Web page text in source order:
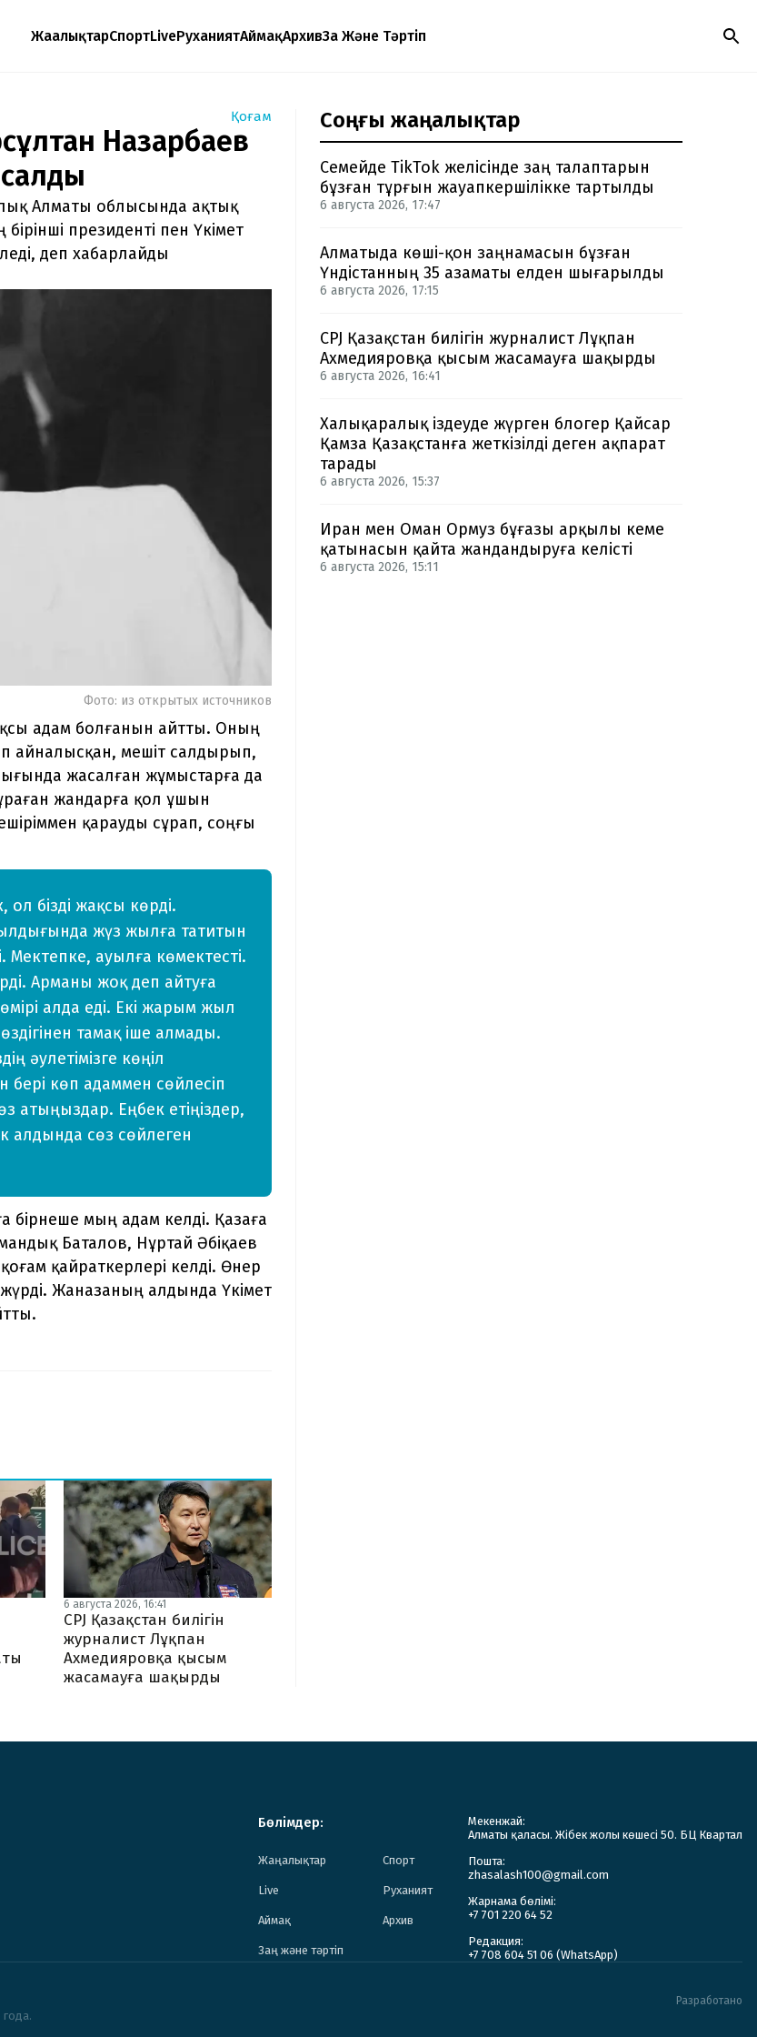
ЖаңалықтарСпортLiveРуханиятАймақАрхивЗаң Және Тәртіп
Қоғам
Назарбаев
салды
Алматы облысында ақтық
президенті пен Үкімет
деп хабарлайды
Фото: из открытых источников
адам болғанын айтты. Оның
айналысқан, мешіт салдырып,
жасалған жұмыстарға да
жандарға қол ұшын
қарауды сұрап, соңғы
бізді жақсы көрді.
жылдығында жүз жылға татитын
ауылға көмектесті.
Арманы жоқ деп айтуға
алда еді. Екі жарым жыл
тамақ іше алмады.
әулетімізге көңіл
көп адаммен сөйлесіп
Еңбек етіңіздер,
алдында сөз сөйлеген
бірнеше мың адам келді. Қазаға
Баталов, Нұртай Әбіқаев
қайраткерлері келді. Өнер
Жаназаның алдында Үкімет
6 августа 2026, 16:41
CPJ Қазақстан билігін
журналист Лұқпан
Ахмедияровқа қысым
жасамауға шақырды
Соңғы жаңалықтар
Семейде TikTok желісінде заң талаптарын
бұзған тұрғын жауапкершілікке тартылды
6 августа 2026, 17:47
Алматыда көші-қон заңнамасын бұзған
Үндістанның 35 азаматы елден шығарылды
6 августа 2026, 17:15
CPJ Қазақстан билігін журналист Лұқпан
Ахмедияровқа қысым жасамауға шақырды
6 августа 2026, 16:41
Халықаралық іздеуде жүрген блогер Қайсар
Қамза Қазақстанға жеткізілді деген ақпарат
тарады
6 августа 2026, 15:37
Иран мен Оман Ормуз бұғазы арқылы кеме
қатынасын қайта жандандыруға келісті
6 августа 2026, 15:11
Бөлімдер:
Жаңалықтар Спорт
Live Руханият
Аймақ Архив
Заң және тәртіп
Мекенжай:
Алматы қаласы. Жібек жолы көшесі 50. БЦ Квартал
Пошта:
zhasalash100@gmail.com
Жарнама бөлімі:
+7 701 220 64 52
Редакция:
+7 708 604 51 06 (WhatsApp)
Разработано